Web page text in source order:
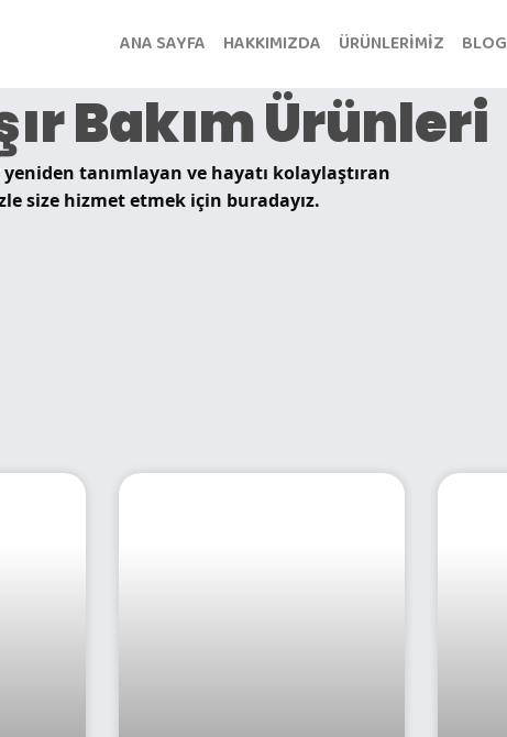
ANA SAYFA HAKKIMIZDA ÜRÜNLERİMİZ BLOG
Bakım Ürünleri
tanımlayan ve hayatı kolaylaştıran
size hizmet etmek için buradayız.